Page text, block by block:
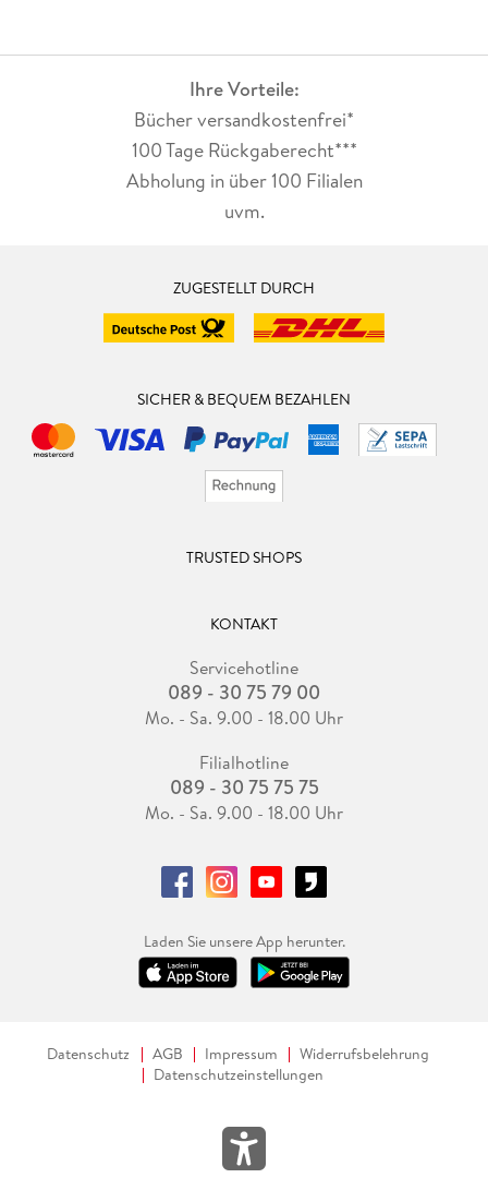
Ihre Vorteile:
Bücher versandkostenfrei*
100 Tage Rückgaberecht***
Abholung in über 100 Filialen
uvm.
ZUGESTELLT DURCH
SICHER & BEQUEM BEZAHLEN
TRUSTED SHOPS
KONTAKT
Servicehotline
089 - 30 75 79 00
Mo. - Sa. 9.00 - 18.00 Uhr
Filialhotline
089 - 30 75 75 75
Mo. - Sa. 9.00 - 18.00 Uhr
Laden Sie unsere App herunter.
Datenschutz AGB Impressum
Widerrufsbelehrung
Datenschutzeinstellungen